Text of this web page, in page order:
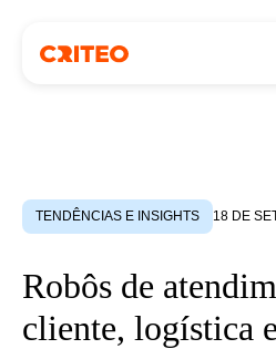
TENDÊNCIAS E INSIGHTS 18 DE
Robôs de
cliente, logística